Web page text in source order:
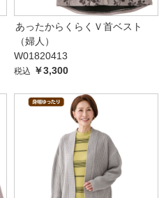
あったからくらくＶ首ベスト
（婦人）
W01820413
税込 ￥3,300